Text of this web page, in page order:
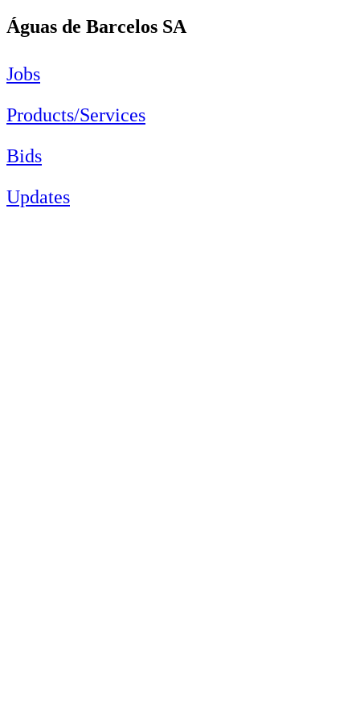
Águas de Barcelos SA
Jobs
Products/Services
Bids
Updates